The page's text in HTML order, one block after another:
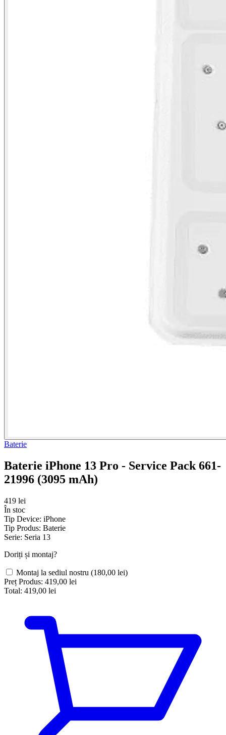
Baterie
Baterie iPhone 13 Pro - Service Pack 661-
21996 (3095 mAh)
419 lei
În stoc
Tip Device: iPhone
Tip Produs: Baterie
Serie: Seria 13
Doriți și montaj?
Montaj la sediul nostru (180,00 lei)
Preț Produs: 419,00 lei
Total: 419,00 lei